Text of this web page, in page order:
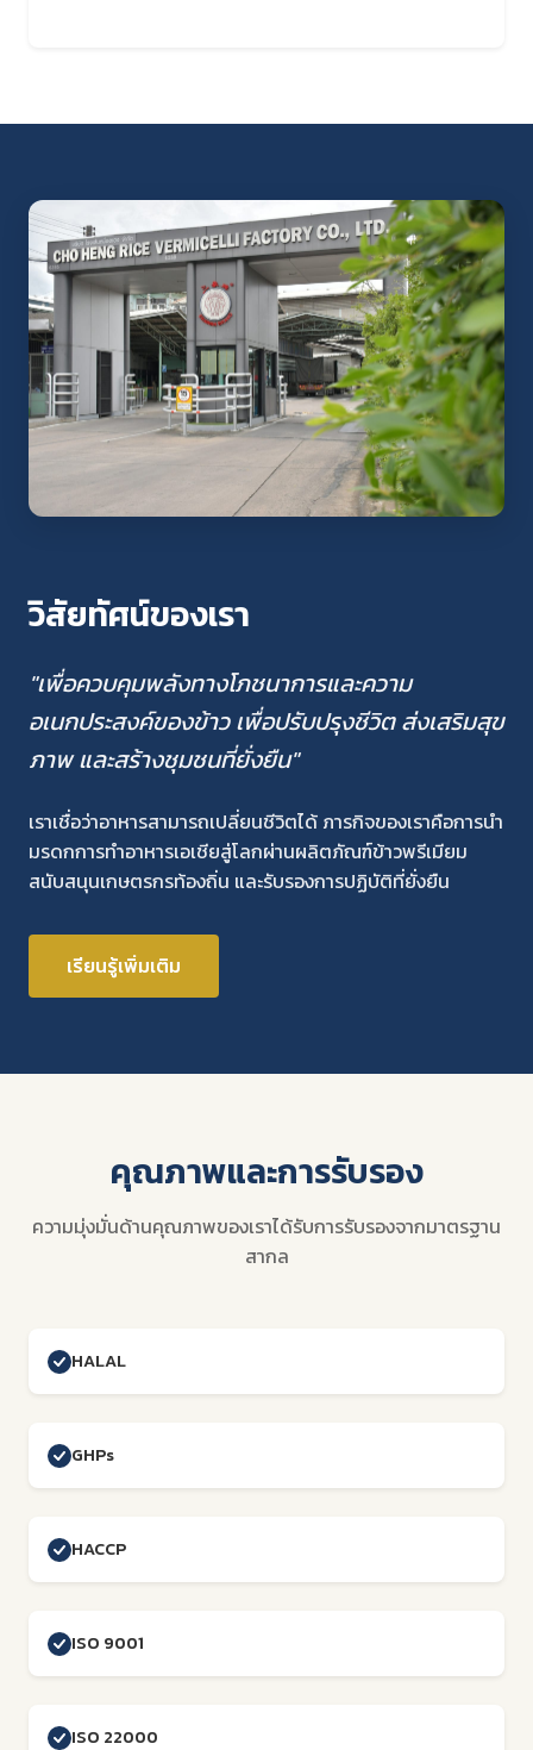
วิสัยทัศน์ของเรา
"เพื่อควบคุมพลังทางโภชนาการและความ
อเนกประสงค์ของข้าว เพื่อปรับปรุงชีวิต ส่งเสริมสุข
ภาพ และสร้างชุมชนที่ยั่งยืน"
เราเชื่อว่าอาหารสามารถเปลี่ยนชีวิตได้ ภารกิจของเราคือการนำ
มรดกการทำอาหารเอเชียสู่โลกผ่านผลิตภัณฑ์ข้าวพรีเมียม
สนับสนุนเกษตรกรท้องถิ่น และรับรองการปฏิบัติที่ยั่งยืน
เรียนรู้เพิ่มเติม
คุณภาพและการรับรอง
ความมุ่งมั่นด้านคุณภาพของเราได้รับการรับรองจากมาตรฐาน
สากล
HALAL
GHPs
HACCP
ISO 9001
ISO 22000